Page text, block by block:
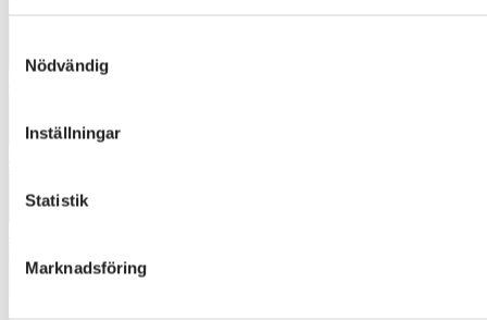
Nödvändig
Inställningar
Statistik
Marknadsföring